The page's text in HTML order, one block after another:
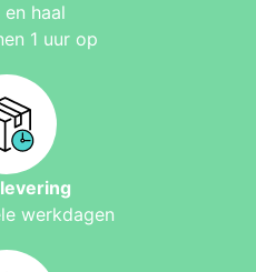
en haal
1 uur op
werkdagen